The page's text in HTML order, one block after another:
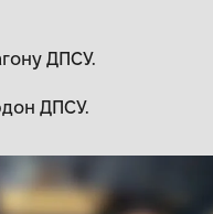
ДПСУ.
ДПСУ.